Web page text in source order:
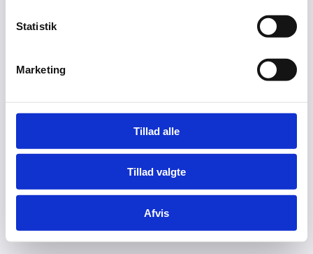
Statistik
Marketing
Tillad alle
Tillad valgte
Afvis